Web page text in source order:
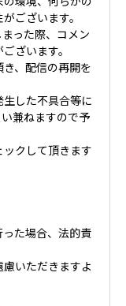
ございます。
った際、コメン
ざいます。
、配信の再開を
した不具合等に
兼ねますので予
クして頂きます
た場合、法的責
いただきますよ